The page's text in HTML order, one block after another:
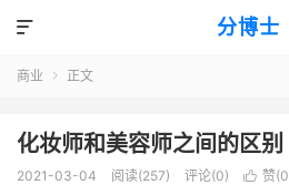
分博士

商业  正文
化妆师和美容师之间的区别
2021-03-04 阅读(257) 评论(0)  赞(0